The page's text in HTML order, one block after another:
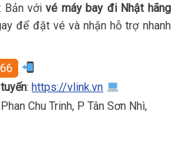
Bản vớivé máy bay đi Nhật hãng
để đặt vé và nhận hỗ trợ nhanh
:https://vlink.vn
Chu Trinh, P Tân Sơn Nhì,